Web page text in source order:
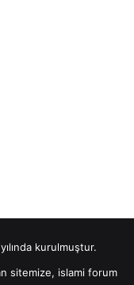
kurulmuştur.
sitemize, islami forum